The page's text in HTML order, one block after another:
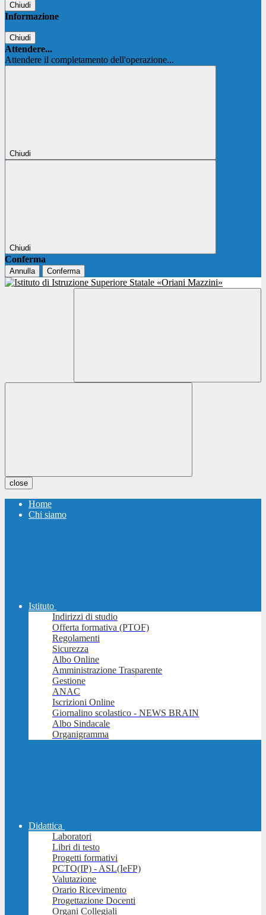
Chiudi
Informazione
Chiudi
Attendere...
Attendere il completamento dell'operazione...
Chiudi
Chiudi
Conferma
Annulla Conferma
close
Home
Chi siamo
Istituto
Indirizzi di studio
Offerta formativa (PTOF)
Regolamenti
Sicurezza
Albo Online
Amministrazione Trasparente
Gestione
ANAC
Iscrizioni Online
Giornalino scolastico - NEWS BRAIN
Albo Sindacale
Organigramma
Didattica
Laboratori
Libri di testo
Progetti formativi
PCTO(IP) - ASL(IeFP)
Valutazione
Orario Ricevimento
Progettazione Docenti
Organi Collegiali